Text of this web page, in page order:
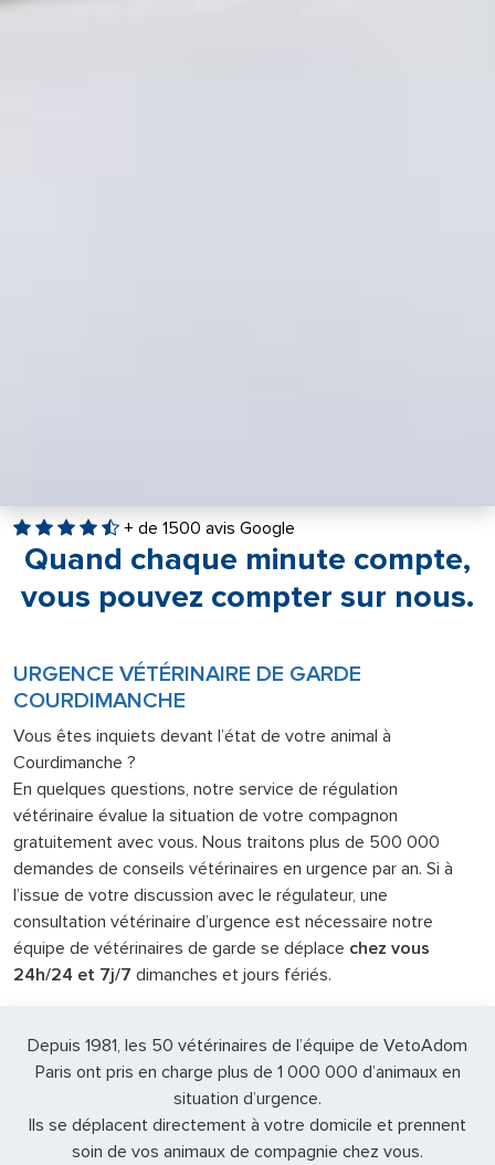
+ de 1500 avis Google
Quand chaque minute compte,
vous pouvez compter sur nous.
URGENCE VÉTÉRINAIRE DE GARDE
COURDIMANCHE
Vous êtes inquiets devant l’état de votre animal à
Courdimanche ?
En quelques questions, notre service de régulation
vétérinaire évalue la situation de votre compagnon
gratuitement avec vous. Nous traitons plus de 500 000
demandes de conseils vétérinaires en urgence par an. Si à
l’issue de votre discussion avec le régulateur, une
consultation vétérinaire d’urgence est nécessaire notre
équipe de vétérinaires de garde se déplace chez vous
24h/24 et 7j/7 dimanches et jours fériés.
Depuis 1981, les 50 vétérinaires de l’équipe de VetoAdom
Paris ont pris en charge plus de 1 000 000 d’animaux en
situation d’urgence.
Ils se déplacent directement à votre domicile et prennent
soin de vos animaux de compagnie chez vous.